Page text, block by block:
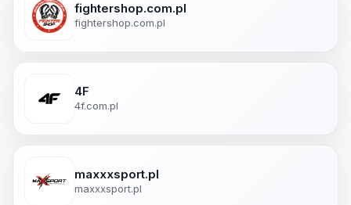
fightershop.com.pl
fightershop.com.pl
4F
4f.com.pl
maxxxsport.pl
maxxxsport.pl